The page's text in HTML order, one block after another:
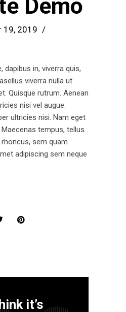
Demo
19, 2019
dapibus in, viverra quis,
viverra nulla ut
Quisque rutrum. Aenean
nisi vel augue.
ultricies nisi. Nam eget
tempus, tellus
sem quam
adipiscing sem neque
it’s